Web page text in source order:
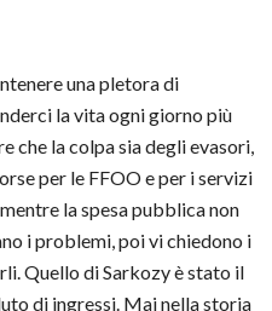
unapletora di
la vita ogni giorno più
che la colpa sia deglievasori,
per le FFOO e per i servizi
laspesa pubblica non
i problemi, poi vi chiedono i
Quello di Sarkozy è stato il
di ingressi. Mai nella storia